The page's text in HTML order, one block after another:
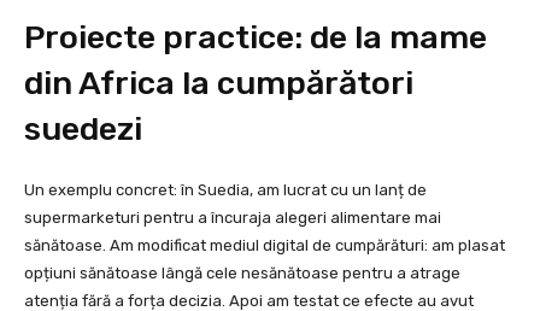
Proiecte practice: de la mame
din Africa la cumpărători
suedezi
Un exemplu concret: în Suedia, am lucrat cu un lanț de
supermarketuri pentru a încuraja alegeri alimentare mai
sănătoase. Am modificat mediul digital de cumpărături: am plasat
opțiuni sănătoase lângă cele nesănătoase pentru a atrage
atenția fără a forța decizia. Apoi am testat ce efecte au avut